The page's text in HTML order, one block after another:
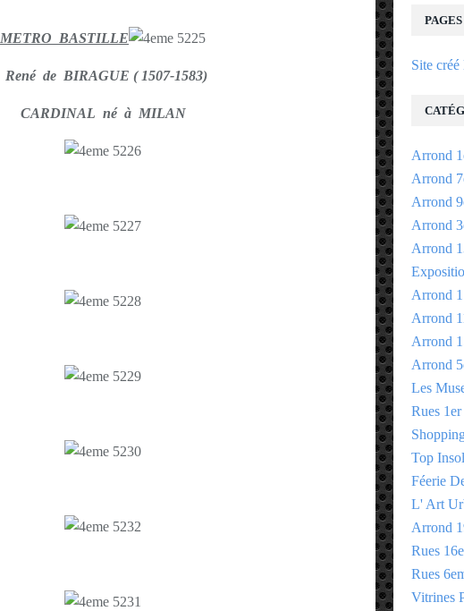
METRO BASTILLE
René de BIRAGUE ( 1507-1583)
CARDINAL né à MILAN
PAGES
Site créé
Arrond
Arrond
Arrond
Arrond
Arrond
Arrond
Arrond
Arrond
Arrond
Les
Rues
Top
Féerie
L' Art
Arrond
Rues
Rues
Vitrines